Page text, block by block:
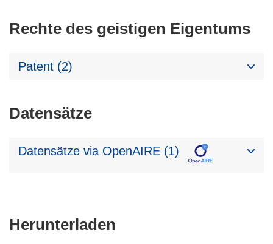
Rechte des geistigen Eigentums
Patent (2)
Datensätze
Datensätze via OpenAIRE (1)
Herunterladen